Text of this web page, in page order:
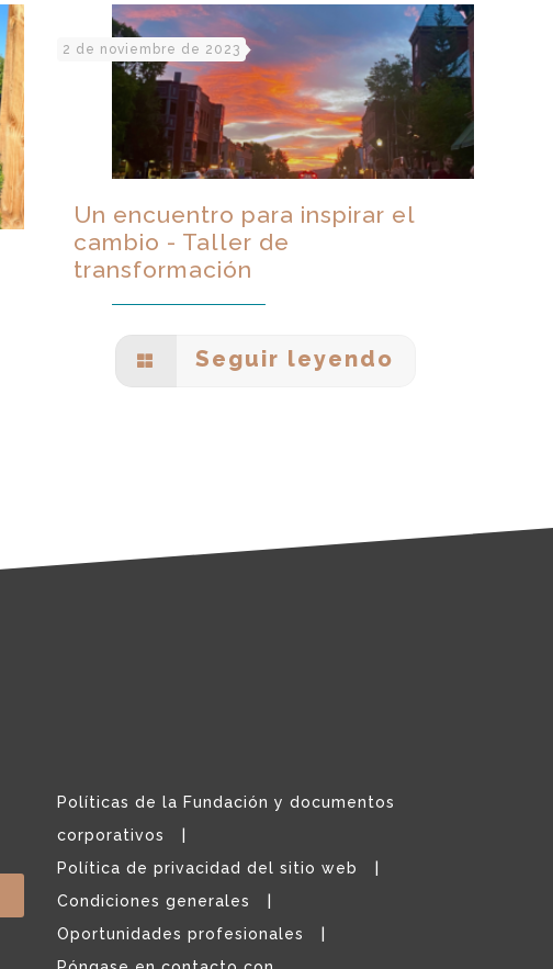
2 de noviembre de 2023
Un encuentro para inspirar el
cambio - Taller de
transformación
Seguir leyendo
Políticas de la Fundación y documentos
corporativos
Política de privacidad del sitio web
Condiciones generales
Oportunidades profesionales